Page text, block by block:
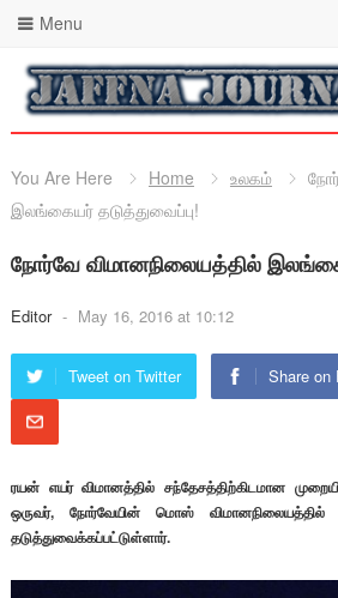
Menu
You Are Here Home உலகம்
இலங்கையர் தடுத்துவைப்பு!
நோர்வே விமானநிலையத்தில்
Editor - May 16, 2016 at 10:12
Tweet on Twitter Share on
ரயன் எயர் விமானத்தில் சந்தேசத்திற்கிடமான
ஒருவர், நோர்வேயின் மொஸ் விமானநிலையத்தில்
தடுத்துவைக்கப்பட்டுள்ளார்.